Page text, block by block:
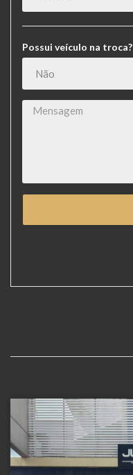
Possui veículo na troca?